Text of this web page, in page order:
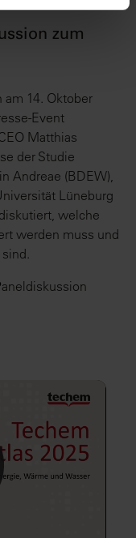
zum
am 14. Oktober
Event
Matthias
der Studie
Andreae (BDEW),
Lüneburg
welche
werden muss und